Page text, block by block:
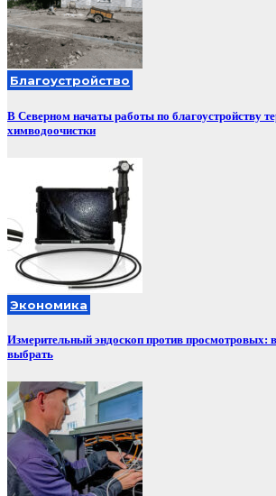
Благоустройство
В Северном начаты работы по благоустройству
химводоочистки
Экономика
Измерительный эндоскоп против просмотровых:
выбрать